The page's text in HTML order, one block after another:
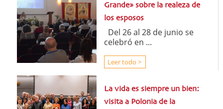
Grande» sobre la realeza de
los esposos
Del 26 al 28 de junio se
celebró en ...
Leer todo >
La vida es siempre un bien:
visita a Polonia de la